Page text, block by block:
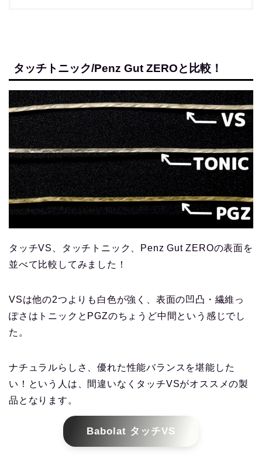
タッチトニック/Penz Gut ZEROと比較！
タッチVS、タッチトニック、Penz Gut ZEROの表面を
並べて比較してみました！
VSは他の2つよりも白色が強く、表面の凹凸・繊維っ
ぽさはトニックとPGZのちょうど中間という感じでし
た。
ナチュラルらしさ、優れた性能バランスを堪能した
い！という人は、間違いなくタッチVSがオススメの製
品となります。
Babolat タッチVS